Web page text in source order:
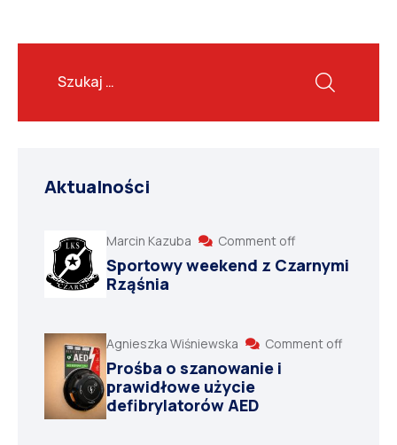
Aktualności
Marcin Kazuba Comment off
Sportowy weekend z Czarnymi
Rząśnia
Agnieszka Wiśniewska Comment off
Prośba o szanowanie i
prawidłowe użycie
defibrylatorów AED